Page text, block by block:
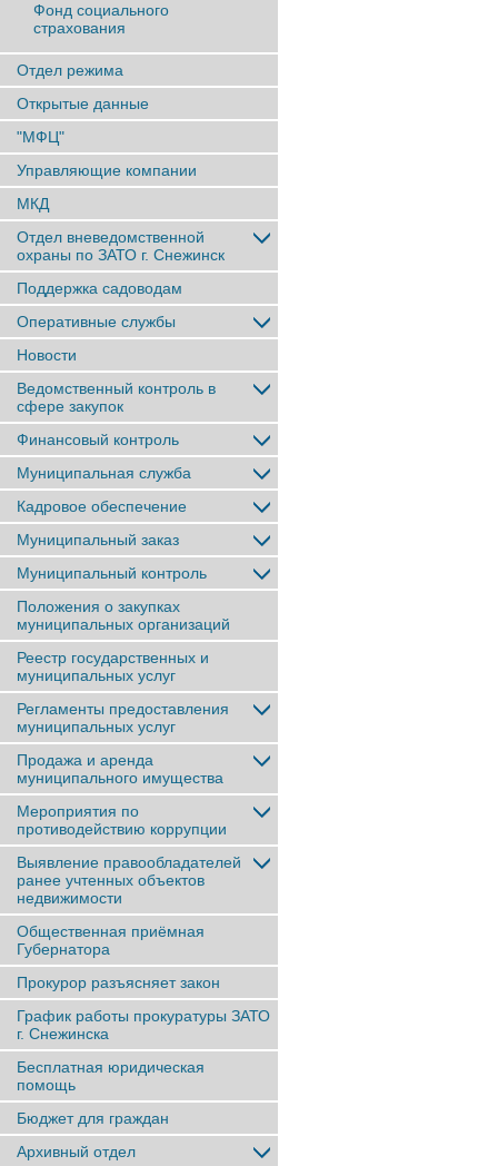
Фонд социального
страхования
Отдел режима
Открытые данные
"МФЦ"
Управляющие компании
МКД
Отдел вневедомственной
охраны по ЗАТО г. Снежинск
Поддержка садоводам
Оперативные службы
Новости
Ведомственный контроль в
сфере закупок
Финансовый контроль
Муниципальная служба
Кадровое обеспечение
Муниципальный заказ
Муниципальный контроль
Положения о закупках
муниципальных организаций
Реестр государственных и
муниципальных услуг
Регламенты предоставления
муниципальных услуг
Продажа и аренда
муниципального имущества
Мероприятия по
противодействию коррупции
Выявление правообладателей
ранее учтенныx объектов
недвижимости
Общественная приёмная
Губернатора
Прокурор разъясняет закон
График работы прокуратуры ЗАТО
г. Снежинска
Бесплатная юридическая
помощь
Бюджет для граждан
Архивный отдел